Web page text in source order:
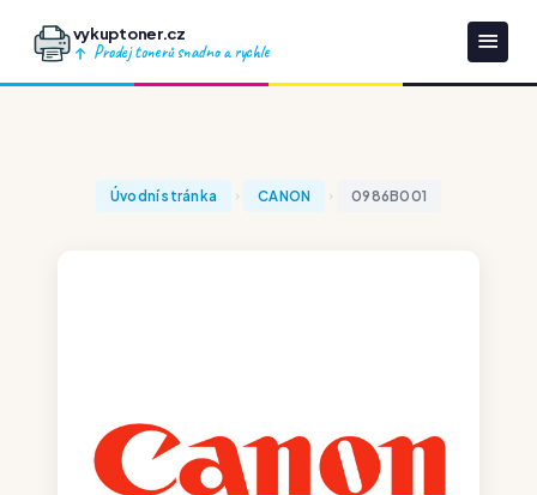
vykuptoner.cz
Prodej tonerů snadno a rychle
Úvodní stránka CANON 0986B001